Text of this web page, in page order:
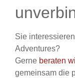
Sie
Adventures?
Gerne beraten
gemeinsam die